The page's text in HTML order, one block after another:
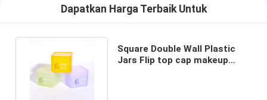
Dapatkan Harga Terbaik Untuk
Square Double Wall Plastic
Jars Flip top cap makeup